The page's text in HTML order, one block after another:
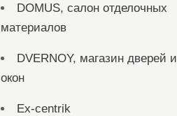
DOMUS, салон отделочных
материалов
DVERNOY, магазин дверей и
окон
Ex-centrik